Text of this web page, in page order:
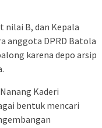
nilai B, dan Kepala
anggota DPRD Batola
karena depo arsip
Kaderi
bentuk mencari